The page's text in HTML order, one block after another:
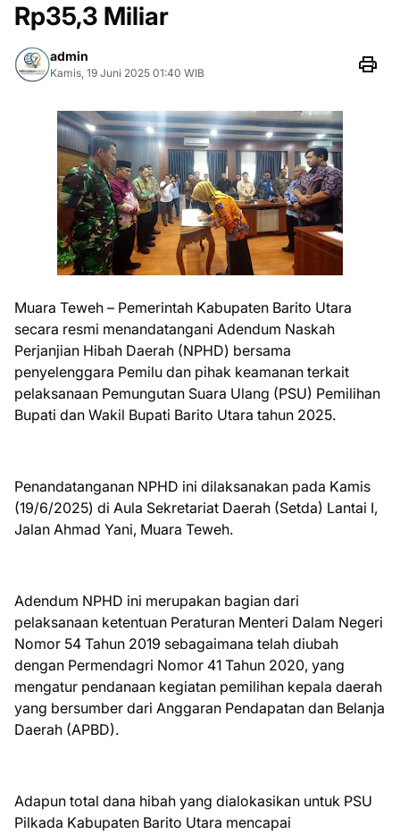
Rp35,3 Miliar
admin
Kamis, 19 Juni 2025 01:40 WIB
Muara Teweh – Pemerintah Kabupaten Barito Utara
secara resmi menandatangani Adendum Naskah
Perjanjian Hibah Daerah (NPHD) bersama
penyelenggara Pemilu dan pihak keamanan terkait
pelaksanaan Pemungutan Suara Ulang (PSU) Pemilihan
Bupati dan Wakil Bupati Barito Utara tahun 2025.
Penandatanganan NPHD ini dilaksanakan pada Kamis
(19/6/2025) di Aula Sekretariat Daerah (Setda) Lantai I,
Jalan Ahmad Yani, Muara Teweh.
Adendum NPHD ini merupakan bagian dari
pelaksanaan ketentuan Peraturan Menteri Dalam Negeri
Nomor 54 Tahun 2019 sebagaimana telah diubah
dengan Permendagri Nomor 41 Tahun 2020, yang
mengatur pendanaan kegiatan pemilihan kepala daerah
yang bersumber dari Anggaran Pendapatan dan Belanja
Daerah (APBD).
Adapun total dana hibah yang dialokasikan untuk PSU
Pilkada Kabupaten Barito Utara mencapai